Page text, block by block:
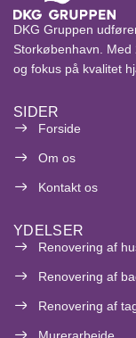
DKG Gruppen
Storkøbenhavn.
og fokus på kvalitet
SIDER
Forside
Om os
Kontakt os
YDELSER
Renovering af
Renovering af
Renovering af